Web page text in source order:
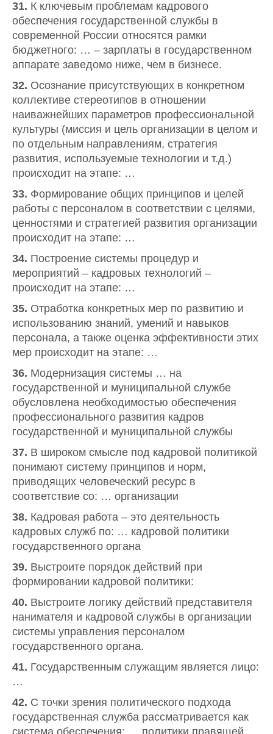
31. К ключевым проблемам кадрового
обеспечения государственной службы в
современной России относятся рамки
бюджетного: … – зарплаты в государственном
аппарате заведомо ниже, чем в бизнесе.
32. Осознание присутствующих в конкретном
коллективе стереотипов в отношении
наиважнейших параметров профессиональной
культуры (миссия и цель организации в целом и
по отдельным направлениям, стратегия
развития, используемые технологии и т.д.)
происходит на этапе: …
33. Формирование общих принципов и целей
работы с персоналом в соответствии с целями,
ценностями и стратегией развития организации
происходит на этапе: …
34. Построение системы процедур и
мероприятий – кадровых технологий –
происходит на этапе: …
35. Отработка конкретных мер по развитию и
использованию знаний, умений и навыков
персонала, а также оценка эффективности этих
мер происходит на этапе: …
36. Модернизация системы … на
государственной и муниципальной службе
обусловлена необходимостью обеспечения
профессионального развития кадров
государственной и муниципальной службы
37. В широком смысле под кадровой политикой
понимают систему принципов и норм,
приводящих человеческий ресурс в
соответствие со: … организации
38. Кадровая работа – это деятельность
кадровых служб по: … кадровой политики
государственного органа
39. Выстроите порядок действий при
формировании кадровой политики:
40. Выстроите логику действий представителя
нанимателя и кадровой службы в организации
системы управления персоналом
государственного органа.
41. Государственным служащим является лицо:
…
42. С точки зрения политического подхода
государственная служба рассматривается как
система обеспечения: … политики правящей